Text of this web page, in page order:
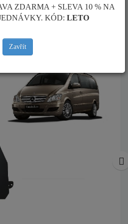
vozidel
Zpět na produkty
ZDARMA + SLEVA 10 % NA
KÓD: LETO
Zavřít